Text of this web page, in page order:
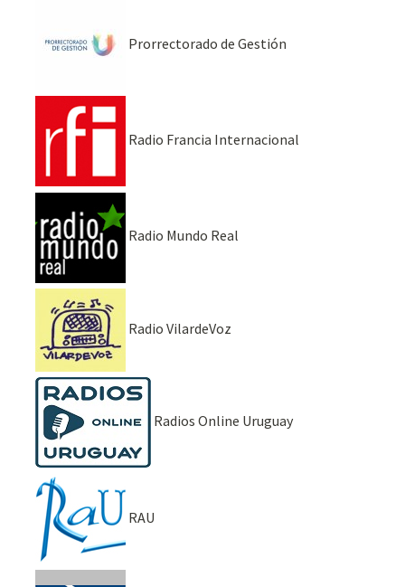
Prorrectorado de Gestión
Radio Francia Internacional
Radio Mundo Real
Radio VilardeVoz
Radios Online Uruguay
RAU